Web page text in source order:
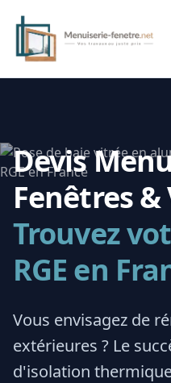
Devis
Fenêtres &
Trouvez
RGE en
Vous envisagez de
extérieures ? Le
d'isolation